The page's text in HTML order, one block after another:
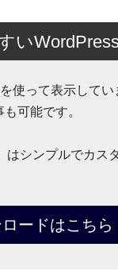
い
使って表示して
可能です。
はシンプルでカス
ードはこちら